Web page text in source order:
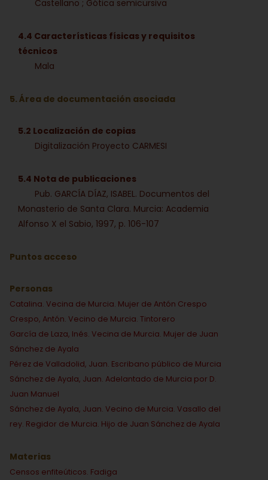
Castellano ; Gótica semicursiva
4.4 Características físicas y requisitos
técnicos
Mala
5. Área de documentación asociada
5.2 Localización de copias
Digitalización Proyecto CARMESI
5.4 Nota de publicaciones
Pub. GARCÍA DÍAZ, ISABEL. Documentos del
Monasterio de Santa Clara. Murcia: Academia
Alfonso X el Sabio, 1997, p. 106-107
Puntos acceso
Personas
Catalina. Vecina de Murcia. Mujer de Antón Crespo
Crespo, Antón. Vecino de Murcia. Tintorero
García de Laza, Inés. Vecina de Murcia. Mujer de Juan
Sánchez de Ayala
Pérez de Valladolid, Juan. Escribano público de Murcia
Sánchez de Ayala, Juan. Adelantado de Murcia por D.
Juan Manuel
Sánchez de Ayala, Juan. Vecino de Murcia. Vasallo del
rey. Regidor de Murcia. Hijo de Juan Sánchez de Ayala
Materias
Censos enfiteúticos. Fadiga